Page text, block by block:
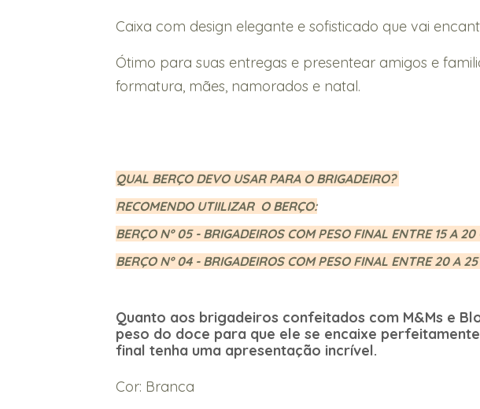
Caixa com design elegante e sofisticado que vai
Ótimo para suas entregas e presentear amigos e
formatura, mães, namorados e natal.
QUAL BERÇO DEVO USAR PARA O BRIGADEIRO?
RECOMENDO UTIILIZAR O BERÇO:
BERÇO Nº 05 - BRIGADEIROS COM PESO FINAL ENTRE 15 A 20
BERÇO Nº 04 - BRIGADEIROS COM PESO FINAL ENTRE 20 A
Quanto aos brigadeiros confeitados com M&Ms e
peso do doce para que ele se encaixe
final tenha uma apresentação incrível.
Cor: Branca